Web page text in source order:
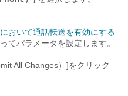
おいて通話転送を有効にする
てパラメータを設定します。
All Changes）]をクリック